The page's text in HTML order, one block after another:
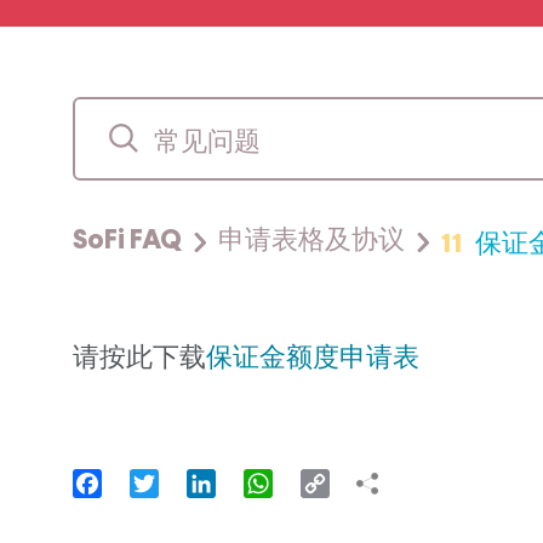
SoFi FAQ 申请表格及协议 11 保证
请按此下载保证金额度申请表
FacebookTwitter LinkedInWhatsApp
Copy